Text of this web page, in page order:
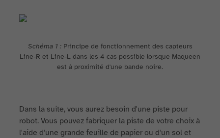
Schéma 1 : Principe de fonctionnement des capteurs
Line-R et Line-L dans les 4 cas possible lorsque Maqueen
est à proximité d'une bande noire.
Dans la suite, vous aurez besoin d'une piste pour
robot. Vous pouvez fabriquer la piste de votre choix à
l'aide d'une grande feuille de papier ou d'un sol et